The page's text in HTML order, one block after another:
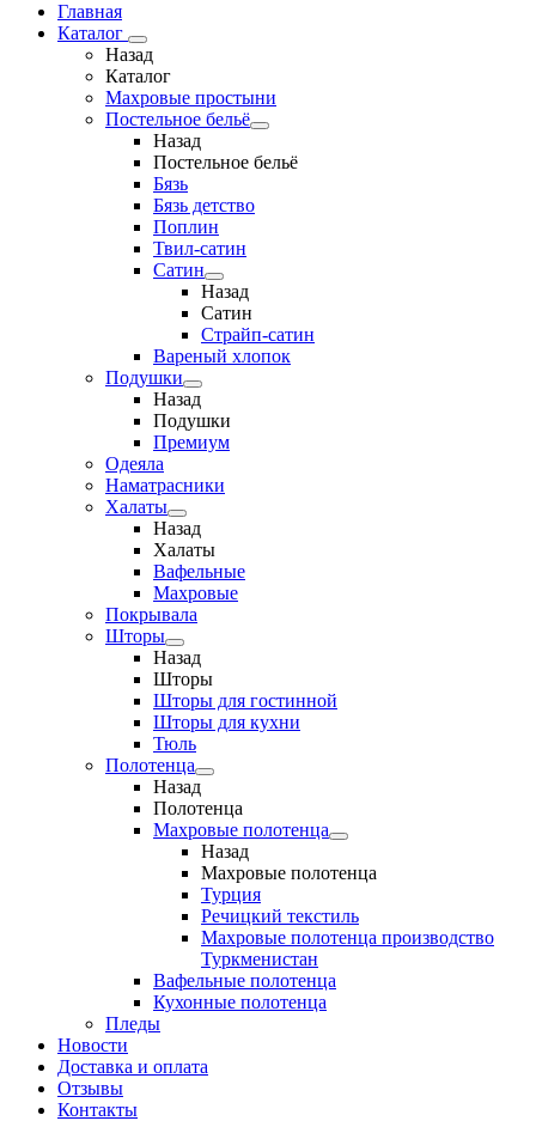
Главная
Каталог
Назад
Каталог
Махровые простыни
Постельное бельё
Назад
Постельное бельё
Бязь
Бязь детство
Поплин
Твил-сатин
Сатин
Назад
Сатин
Страйп-сатин
Вареный хлопок
Подушки
Назад
Подушки
Премиум
Одеяла
Наматрасники
Халаты
Назад
Халаты
Вафельные
Махровые
Покрывала
Шторы
Назад
Шторы
Шторы для гостинной
Шторы для кухни
Тюль
Полотенца
Назад
Полотенца
Махровые полотенца
Назад
Махровые полотенца
Турция
Речицкий текстиль
Махровые полотенца производство
Туркменистан
Вафельные полотенца
Кухонные полотенца
Пледы
Новости
Доставка и оплата
Отзывы
Контакты